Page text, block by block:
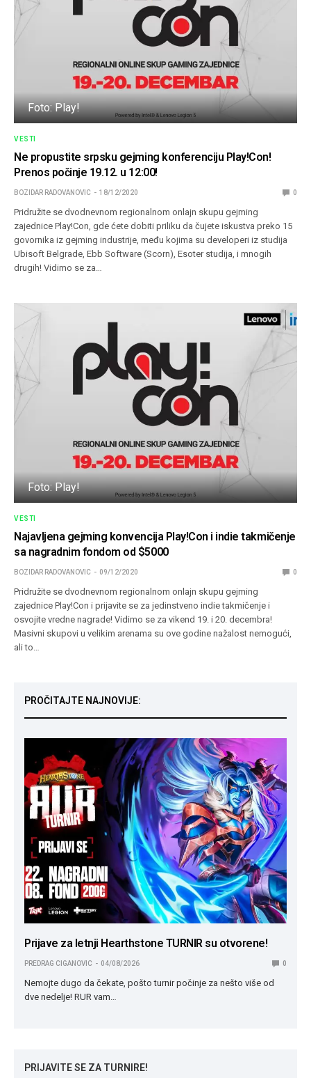
Foto: Play!
VESTI
Ne propustite srpsku gejming konferenciju Play!Con!
Prenos počinje 19.12. u 12:00!
BOZIDAR RADOVANOVIC 18/12/2020 0
Pridružite se dvodnevnom regionalnom onlajn skupu gejming
zajednice Play!Con, gde ćete dobiti priliku da čujete iskustva preko 15
govornika iz gejming industrije, među kojima su developeri iz studija
Ubisoft Belgrade, Ebb Software (Scorn), Esoter studija, i mnogih
drugih! Vidimo se za…
Foto: Play!
VESTI
Najavljena gejming konvencija Play!Con i indie takmičenje
sa nagradnim fondom od $5000
BOZIDAR RADOVANOVIC 09/12/2020 0
Pridružite se dvodnevnom regionalnom onlajn skupu gejming
zajednice Play!Con i prijavite se za jedinstveno indie takmičenje i
osvojite vredne nagrade! Vidimo se za vikend 19. i 20. decembra!
Masivni skupovi u velikim arenama su ove godine nažalost nemogući,
ali to…
PROČITAJTE NAJNOVIJE:
Prijave za letnji Hearthstone TURNIR su otvorene!
PREDRAG CIGANOVIC 04/08/2026 0
Nemojte dugo da čekate, pošto turnir počinje za nešto više od
dve nedelje! RUR vam…
PRIJAVITE SE ZA TURNIRE!